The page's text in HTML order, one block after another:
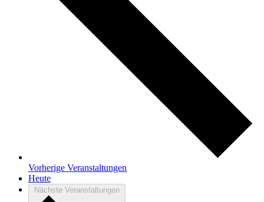
Vorherige Veranstaltungen
Heute
Nächste Veranstaltungen